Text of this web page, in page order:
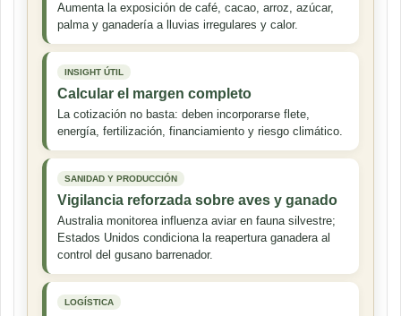
Aumenta la exposición de café, cacao, arroz, azúcar,
palma y ganadería a lluvias irregulares y calor.
INSIGHT ÚTIL
Calcular el margen completo
La cotización no basta: deben incorporarse flete,
energía, fertilización, financiamiento y riesgo climático.
SANIDAD Y PRODUCCIÓN
Vigilancia reforzada sobre aves y ganado
Australia monitorea influenza aviar en fauna silvestre;
Estados Unidos condiciona la reapertura ganadera al
control del gusano barrenador.
LOGÍSTICA